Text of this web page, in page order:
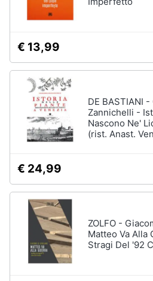
€ 13,99
DE BASTIANI
Zannichelli -
Nascono Ne'
(rist. Anast.
€ 24,99
ZOLFO -
Matteo Va Alla
Stragi Del '92